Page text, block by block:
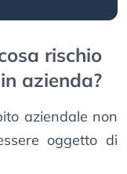
rischio
azienda?
aziendale non
oggetto di